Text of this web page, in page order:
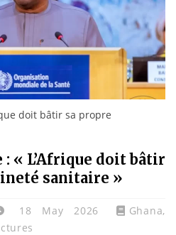
Bénin :
doit bâtir sa propre
: « L’Afrique doit bâtir
sanitaire »
18 May 2026 Ghana,